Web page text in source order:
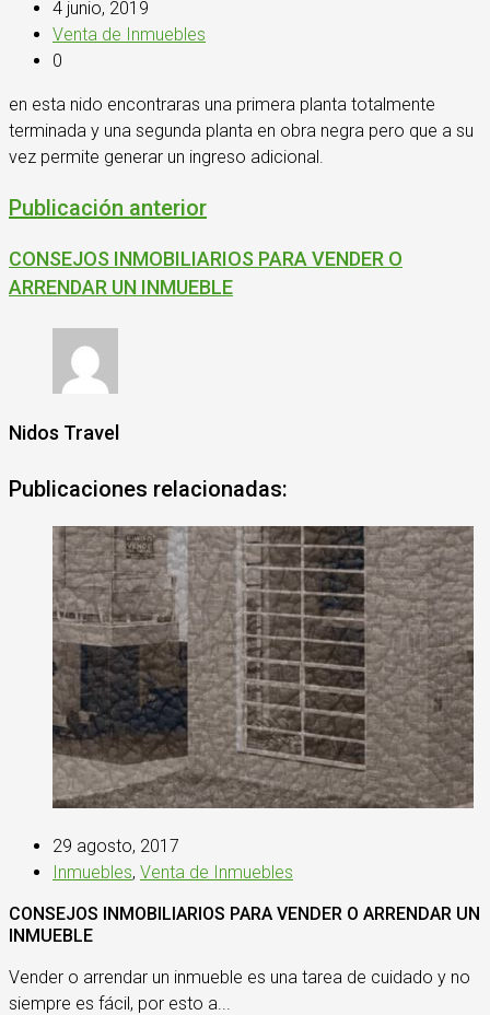
4 junio, 2019
Venta de Inmuebles
0
en esta nido encontraras una primera planta totalmente
terminada y una segunda planta en obra negra pero que a su
vez permite generar un ingreso adicional.
Publicación anterior
CONSEJOS INMOBILIARIOS PARA VENDER O
ARRENDAR UN INMUEBLE
Nidos Travel
Publicaciones relacionadas:
29 agosto, 2017
Inmuebles, Venta de Inmuebles
CONSEJOS INMOBILIARIOS PARA VENDER O ARRENDAR UN
INMUEBLE
Vender o arrendar un inmueble es una tarea de cuidado y no
siempre es fácil, por esto a...